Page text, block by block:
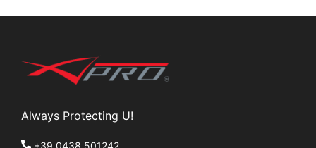
Always Protecting U!